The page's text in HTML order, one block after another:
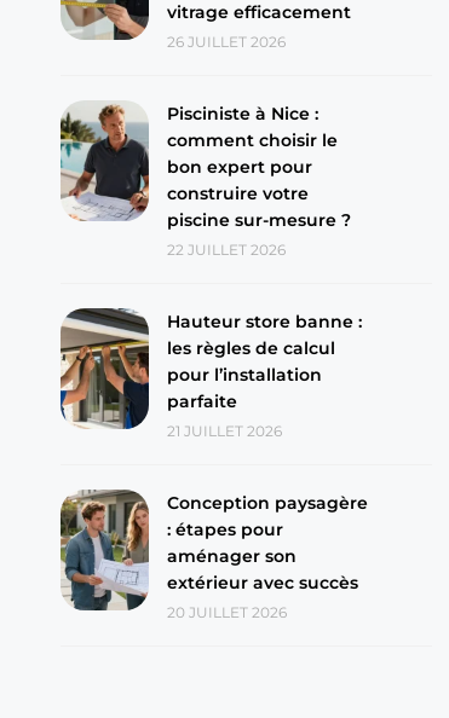
vitrage efficacement
26 JUILLET 2026
Pisciniste à Nice :
comment choisir le
bon expert pour
construire votre
piscine sur-mesure ?
22 JUILLET 2026
Hauteur store banne :
les règles de calcul
pour l’installation
parfaite
21 JUILLET 2026
Conception paysagère
: étapes pour
aménager son
extérieur avec succès
20 JUILLET 2026